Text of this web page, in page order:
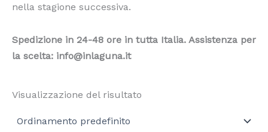
nella stagione successiva.
Spedizione in 24-48 ore in tutta Italia. Assistenza per
la scelta: info@inlaguna.it
Visualizzazione del risultato